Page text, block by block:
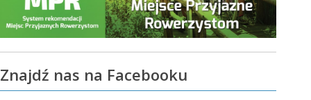
Znajdź nas na Facebooku